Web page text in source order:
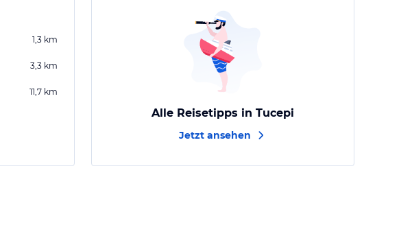
1,3 km
3,3 km
11,7 km
Alle Reisetipps in Tucepi
Jetzt ansehen